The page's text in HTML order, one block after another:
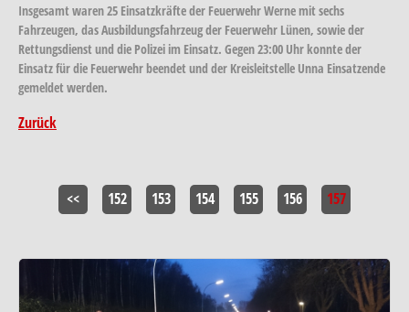
Insgesamt waren 25 Einsatzkräfte der Feuerwehr Werne mit sechs
Fahrzeugen, das Ausbildungsfahrzeug der Feuerwehr Lünen, sowie der
Rettungsdienst und die Polizei im Einsatz. Gegen 23:00 Uhr konnte der
Einsatz für die Feuerwehr beendet und der Kreisleitstelle Unna Einsatzende
gemeldet werden.
Zurück
<< 152 153 154 155 156 157